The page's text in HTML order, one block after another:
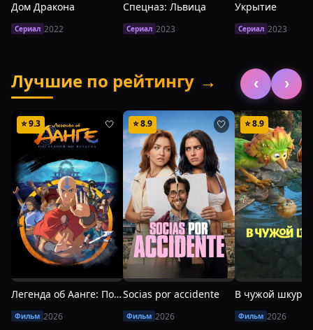
Дом Дракона
Сериал 2022
Спецназ: Львица
Сериал 2023
Укрытие
Сериал 2023
Лучшие по рейтингу → ‹ ›
⭐9.3 🤍
Легенда об Аанге: Последний маг воздуха
Фильм 2026
⭐8.9 🤍
Socias por accidente
Фильм 2026
⭐8.9
В чужой шкуре
Фильм 2026